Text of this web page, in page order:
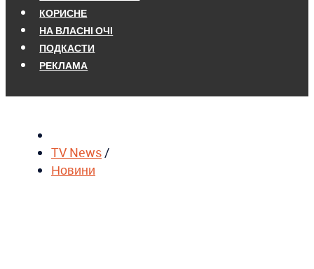
КОРИСНЕ
НА ВЛАСНІ ОЧІ
ПОДКАСТИ
РЕКЛАМА
TV News/
Новини